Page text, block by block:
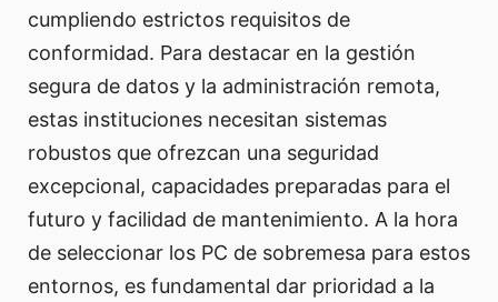
cumpliendo estrictos requisitos de
conformidad. Para destacar en la gestión
segura de datos y la administración remota,
estas instituciones necesitan sistemas
robustos que ofrezcan una seguridad
excepcional, capacidades preparadas para el
futuro y facilidad de mantenimiento. A la hora
de seleccionar los PC de sobremesa para estos
entornos, es fundamental dar prioridad a la